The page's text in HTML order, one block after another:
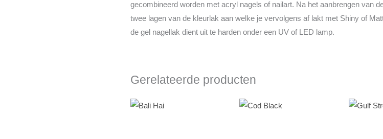
gecombineerd worden met acryl nagels of nailart. Na het aanbrengen van
twee lagen van de kleurlak aan welke je vervolgens af lakt met Shiny of
de gel nagellak dient uit te harden onder een UV of LED lamp.
Gerelateerde producten